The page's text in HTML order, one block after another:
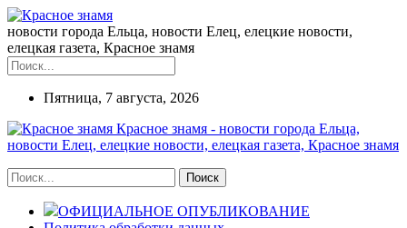
новости города Ельца, новости Елец, елецкие новости,
елецкая газета, Красное знамя
Пятница, 7 августа, 2026
Красное знамя - новости города Ельца,
новости Елец, елецкие новости, елецкая газета, Красное знамя
ОФИЦИАЛЬНОЕ ОПУБЛИКОВАНИЕ